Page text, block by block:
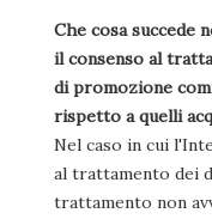
Che cosa succede
il consenso al
di promozione
rispetto a quelli
Nel caso in cui
al trattamento dei
trattamento non